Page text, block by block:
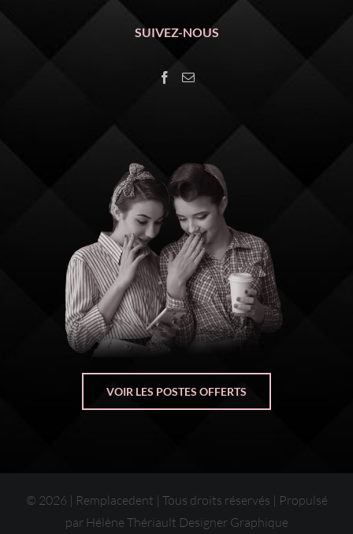
SUIVEZ-NOUS
VOIR LES POSTES OFFERTS
© 2026 | Remplacedent | Tous droits réservés | Propulsé
par Hélène Thériault Designer Graphique